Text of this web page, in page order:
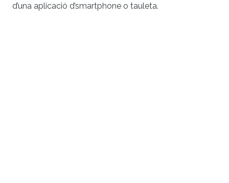
d’una aplicació d’smartphone o tauleta.